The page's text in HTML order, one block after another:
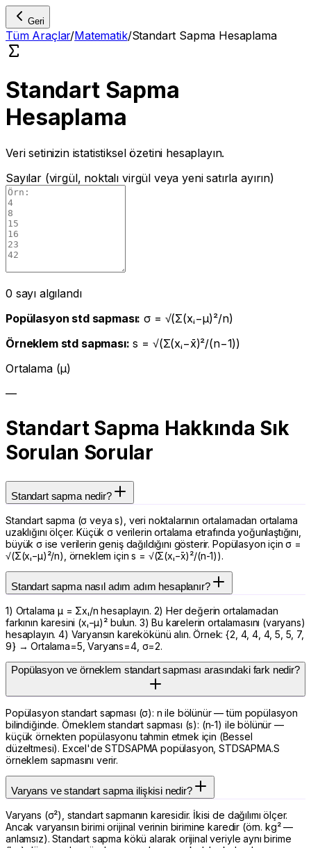
Geri
Tüm Araçlar/Matematik/Standart Sapma Hesaplama
Standart Sapma
Hesaplama
Veri setinizin istatistiksel özetini hesaplayın.
Sayılar (virgül, noktalı virgül veya yeni satırla ayırın)
0 sayı algılandı
Popülasyon std sapması: σ = √(Σ(xᵢ−μ)²/n)
Örneklem std sapması: s = √(Σ(xᵢ−x̄)²/(n−1))
Ortalama (μ)
—
Standart Sapma Hakkında Sık
Sorulan Sorular
Standart sapma nedir?
Standart sapma (σ veya s), veri noktalarının ortalamadan ortalama
uzaklığını ölçer. Küçük σ verilerin ortalama etrafında yoğunlaştığını,
büyük σ ise verilerin geniş dağıldığını gösterir. Popülasyon için σ =
√(Σ(xᵢ−μ)²/n), örneklem için s = √(Σ(xᵢ−x̄)²/(n-1)).
Standart sapma nasıl adım adım hesaplanır?
1) Ortalama μ = Σxᵢ/n hesaplayın. 2) Her değerin ortalamadan
farkının karesini (xᵢ−μ)² bulun. 3) Bu karelerin ortalamasını (varyans)
hesaplayın. 4) Varyansın karekökünü alın. Örnek: {2, 4, 4, 4, 5, 5, 7,
9} → Ortalama=5, Varyans=4, σ=2.
Popülasyon ve örneklem standart sapması arasındaki fark nedir?
Popülasyon standart sapması (σ): n ile bölünür — tüm popülasyon
bilindiğinde. Örneklem standart sapması (s): (n-1) ile bölünür —
küçük örnekten popülasyonu tahmin etmek için (Bessel
düzeltmesi). Excel'de STDSAPMA popülasyon, STDSAPMA.S
örneklem sapmasını verir.
Varyans ve standart sapma ilişkisi nedir?
Varyans (σ²), standart sapmanın karesidir. İkisi de dağılımı ölçer.
Ancak varyansın birimi orijinal verinin birimine karedir (örn. kg² —
anlamsız). Standart sapma kökü alarak orijinal veriyle aynı birime